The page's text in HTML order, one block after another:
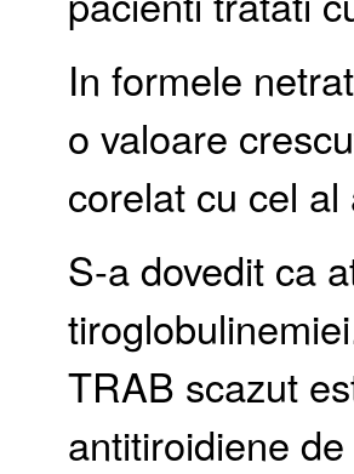
In formele
o valoare
corelat cu cel
S-a dovedit ca
TRAB scazut
antitiroidiene